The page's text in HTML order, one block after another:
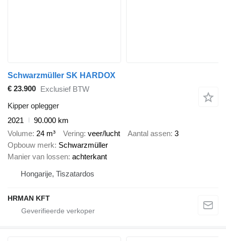
Schwarzmüller SK HARDOX
€ 23.900 Exclusief BTW
Kipper oplegger
2021
90.000 km
Volume 24 m³ Vering veer/lucht Aantal assen 3
Opbouw merk Schwarzmüller
Manier van lossen achterkant
Hongarije, Tiszatardos
HRMAN KFT